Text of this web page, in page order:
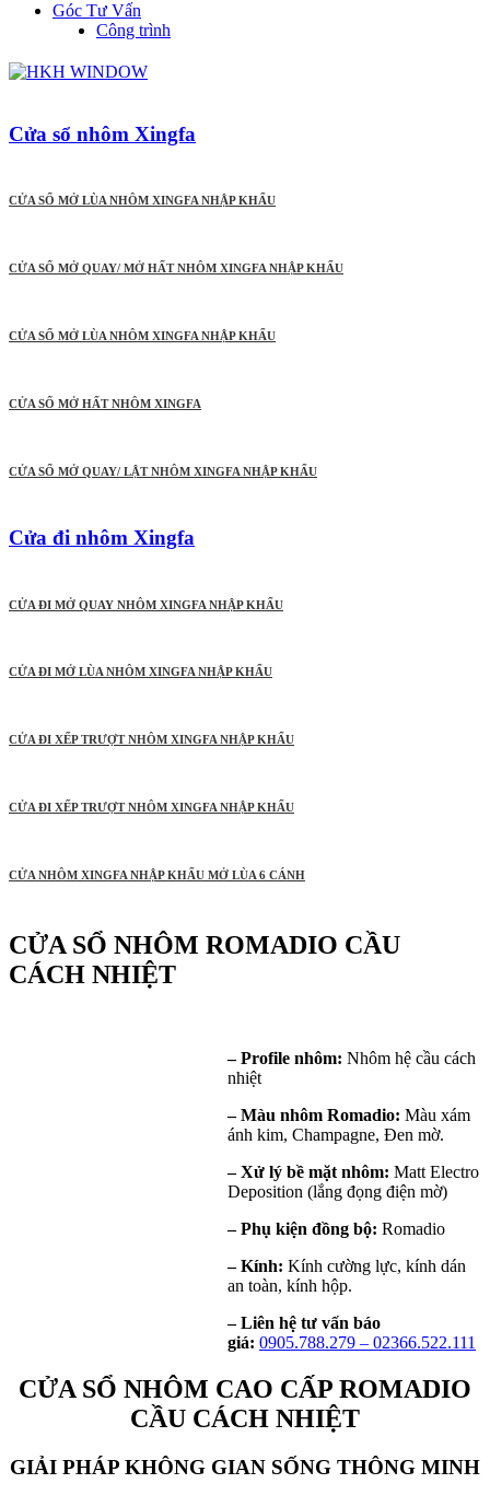
Góc Tư Vấn
Công trình
Cửa sổ nhôm Xingfa
CỬA SỔ MỞ LÙA NHÔM XINGFA NHẬP KHẨU
CỬA SỔ MỞ QUAY/ MỞ HẤT NHÔM XINGFA NHẬP KHẨU
CỬA SỔ MỞ LÙA NHÔM XINGFA NHẬP KHẨU
CỬA SỔ MỞ HẤT NHÔM XINGFA
CỬA SỔ MỞ QUAY/ LẬT NHÔM XINGFA NHẬP KHẨU
Cửa đi nhôm Xingfa
CỬA ĐI MỞ QUAY NHÔM XINGFA NHẬP KHẨU
CỬA ĐI MỞ LÙA NHÔM XINGFA NHẬP KHẨU
CỬA ĐI XẾP TRƯỢT NHÔM XINGFA NHẬP KHẨU
CỬA ĐI XẾP TRƯỢT NHÔM XINGFA NHẬP KHẨU
CỬA NHÔM XINGFA NHẬP KHẨU MỞ LÙA 6 CÁNH
CỬA SỔ NHÔM ROMADIO CẦU
CÁCH NHIỆT
– Profile nhôm: Nhôm hệ cầu cách
nhiệt
– Màu nhôm Romadio: Màu xám
ánh kim, Champagne, Đen mờ.
– Xử lý bề mặt nhôm: Matt Electro
Deposition (lắng đọng điện mờ)
– Phụ kiện đồng bộ: Romadio
– Kính: Kính cường lực, kính dán
an toàn, kính hộp.
– Liên hệ tư vấn báo
giá: 0905.788.279 – 02366.522.111
CỬA SỔ NHÔM CAO CẤP ROMADIO
CẦU CÁCH NHIỆT
GIẢI PHÁP KHÔNG GIAN SỐNG THÔNG MINH